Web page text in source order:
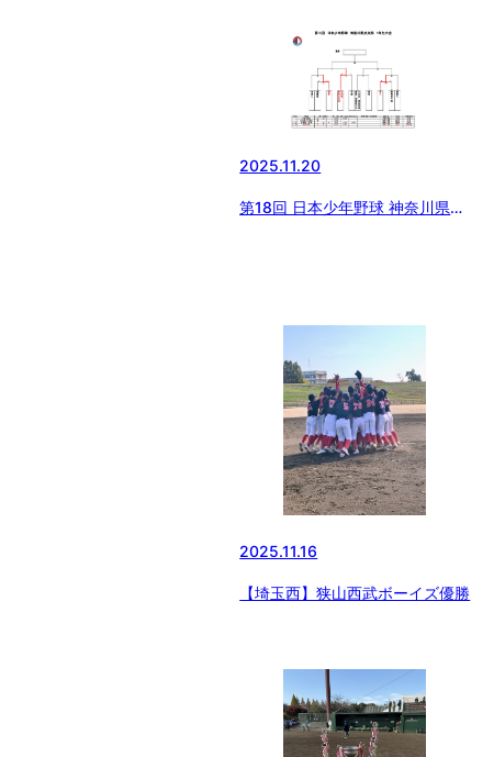
2025.11.20
第18回 日本少年野球 神奈川県央
2025.11.16
【埼玉西】狭山西武ボーイズ優勝